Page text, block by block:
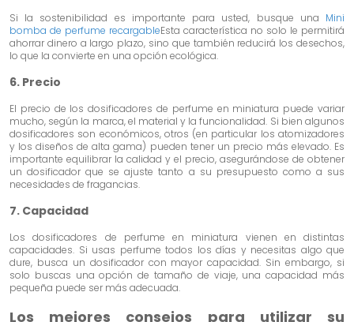
Si la sostenibilidad es importante para usted, busque una Mini
bomba de perfume recargableEsta característica no solo le permitirá
ahorrar dinero a largo plazo, sino que también reducirá los desechos,
lo que la convierte en una opción ecológica.
6. Precio
El precio de los dosificadores de perfume en miniatura puede variar
mucho, según la marca, el material y la funcionalidad. Si bien algunos
dosificadores son económicos, otros (en particular los atomizadores
y los diseños de alta gama) pueden tener un precio más elevado. Es
importante equilibrar la calidad y el precio, asegurándose de obtener
un dosificador que se ajuste tanto a su presupuesto como a sus
necesidades de fragancias.
7. Capacidad
Los dosificadores de perfume en miniatura vienen en distintas
capacidades. Si usas perfume todos los días y necesitas algo que
dure, busca un dosificador con mayor capacidad. Sin embargo, si
solo buscas una opción de tamaño de viaje, una capacidad más
pequeña puede ser más adecuada.
Los mejores consejos para utilizar su